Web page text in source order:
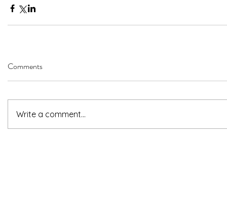
Comments
Write a comment...